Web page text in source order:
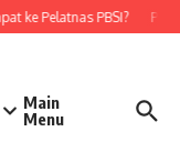
ke Pelatnas PBSI?
Main
Menu